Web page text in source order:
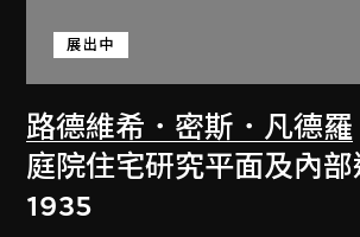
路德維希．密斯．凡德羅
展出中
庭院住宅研究平面及內部
1935